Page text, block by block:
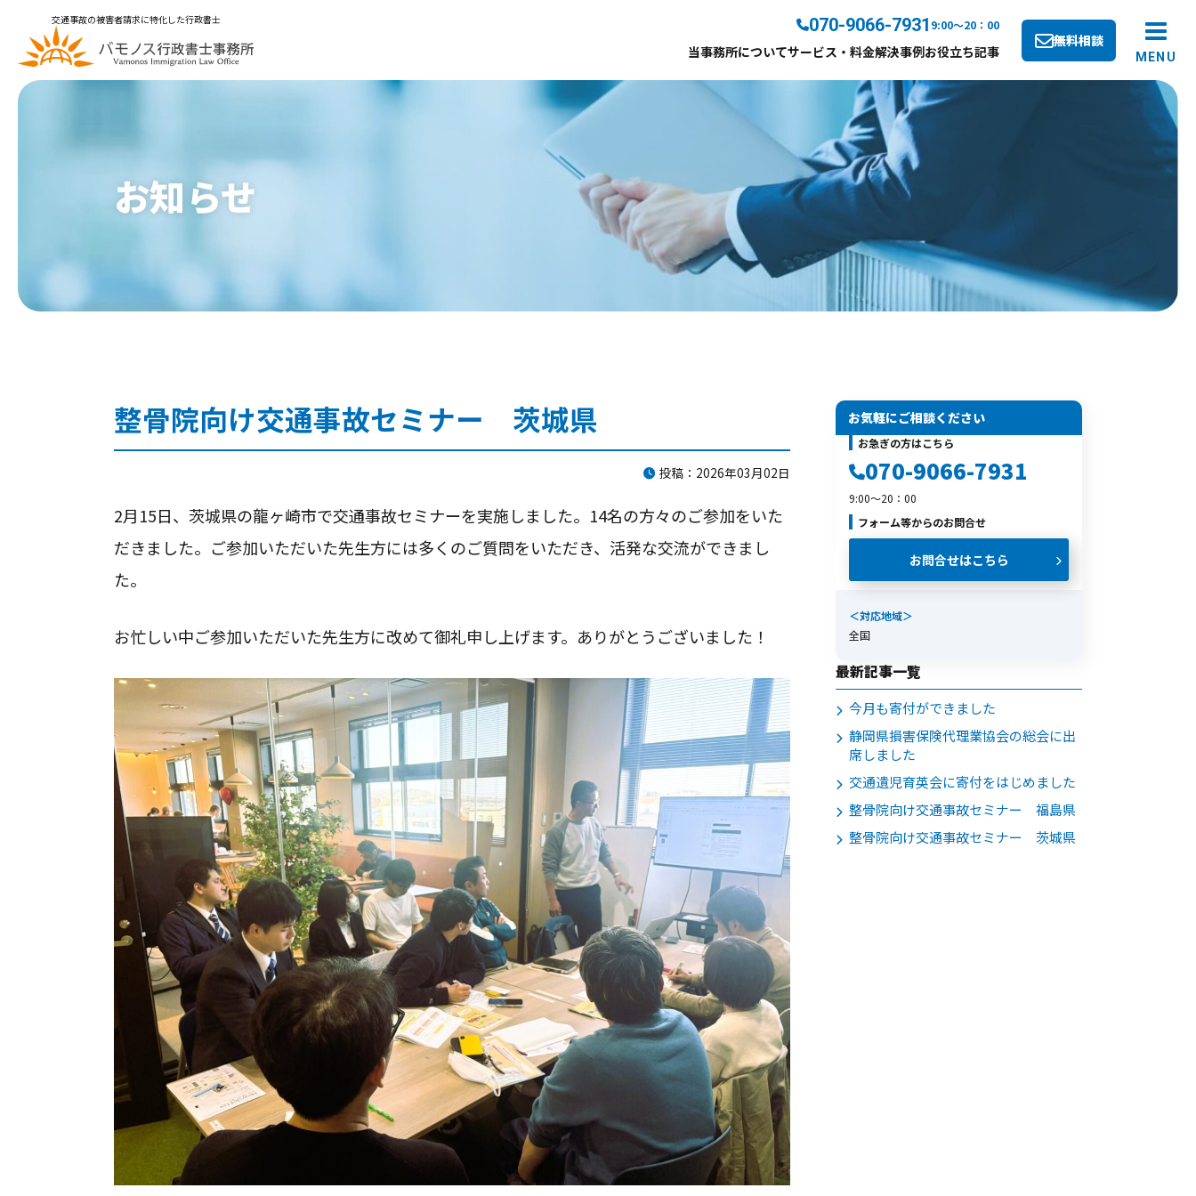
交通事故の被害者請求に特化した行政書士 070-9066-7931 9:00～20：00
当事務所について
事務所案内
サービス・料金解決事例お役立ち記事
無料相談
MENU
お知らせ
整骨院向け交通事故セミナー 茨城県
投稿：2026年03月02日
2月15日、茨城県の龍ヶ崎市で交通事故セミナーを実施しました。14名の方々のご参加をいた
だきました。ご参加いただいた先生方には多くのご質問をいただき、活発な交流ができまし
た。
お忙しい中ご参加いただいた先生方に改めて御礼申し上げます。ありがとうございました！
お気軽にご相談ください
お急ぎの方はこちら
070-9066-7931
9:00～20：00
フォーム等からのお問合せ
お問合せはこちら
＜対応地域＞
全国
最新記事一覧
今月も寄付ができました
静岡県損害保険代理業協会の総会に出
席しました
交通遺児育英会に寄付をはじめました
整骨院向け交通事故セミナー 福島県
整骨院向け交通事故セミナー 茨城県
代表プロフィール
お知らせ
お問合せ
事故後早めのご相談をお勧めします。
9:00～20：00 24時間365日受付
LINEから相談する
対応地域 全国